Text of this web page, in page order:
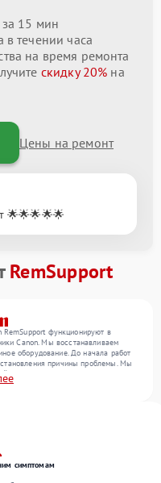
15 мин
в течении часа
на время ремонта
скидку 20% на
Цены на ремонт
🌟🌟🌟🌟🌟
RemSupport
функционируют в
Canon. Мы восстанавливаем
оборудование. До начала работ
причины проблемы. Мы
и их цену, лишь потом выполняем
В конце подтверждаем
симптомам